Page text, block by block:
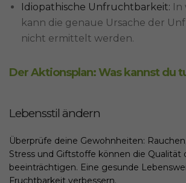
Idiopathische Unfruchtbarkeit: In
kann die genaue Ursache der
nicht ermittelt werden.
Der Aktionsplan: Was kannst du
Lebensstil ändern
Überprüfe deine Gewohnheiten:
Stress und Giftstoffe können die Qualität
beeinträchtigen. Eine gesunde
Fruchtbarkeit verbessern.